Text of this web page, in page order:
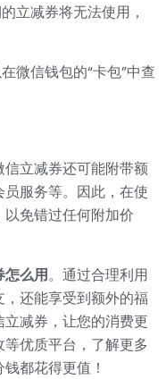
立减券将无法使用，
微信钱包的“卡包”中查
立减券还可能附带额
服务等。因此，在使
免错过任何附加价
怎么用。通过合理利用
还能享受到额外的福
减券，让您的消费更
优质平台，了解更多
都花得更值！